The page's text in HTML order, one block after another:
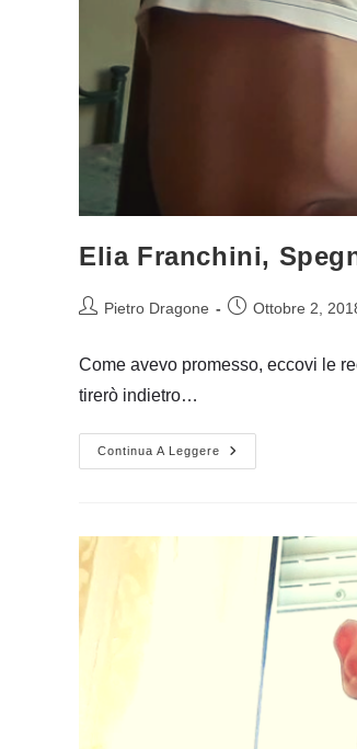
Elia Franchini,
AutorePietro Dragone
ArticoloOttobre 2,
Come avevo promesso, eccovi le
tirerò indietro…
Continua A Leggere
Elia
Franchini,